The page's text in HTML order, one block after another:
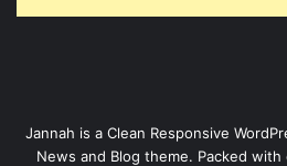
Jannah is a Clean Responsive
News and Blog theme. Packed